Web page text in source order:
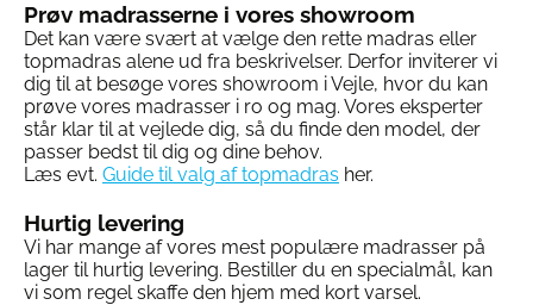
Prøv madrasserne i vores showroom
Det kan være svært at vælge den rette madras eller
topmadras alene ud fra beskrivelser. Derfor inviterer vi
dig til at besøge vores showroom i Vejle, hvor du kan
prøve vores madrasser i ro og mag. Vores eksperter
står klar til at vejlede dig, så du finde den model, der
passer bedst til dig og dine behov.
Læs evt. Guide til valg af topmadras her.
Hurtig levering
Vi har mange af vores mest populære madrasser på
lager til hurtig levering. Bestiller du en specialmål, kan
vi som regel skaffe den hjem med kort varsel.